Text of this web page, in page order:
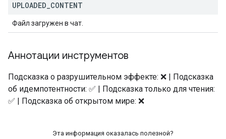
UPLOADED CONTENT
Файл загружен в чат.
Аннотации инструментов
Подсказка о разрушительном эффекте: ❌ | Подсказка
об идемпотентности: ✅ | Подсказка только для чтения:
✅ | Подсказка об открытом мире: ❌
Эта информация оказалась полезной?